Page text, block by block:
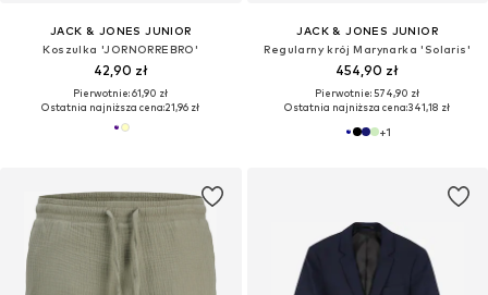
JACK & JONES JUNIOR
Koszulka 'JORNORREBRO'
42,90 zł
Pierwotnie: 61,90 zł
Ostatnia najniższa cena:21,96 zł
JACK & JONES JUNIOR
Regularny krój Marynarka 'Solaris'
454,90 zł
Pierwotnie: 574,90 zł
Ostatnia najniższa cena:341,18 zł
+1